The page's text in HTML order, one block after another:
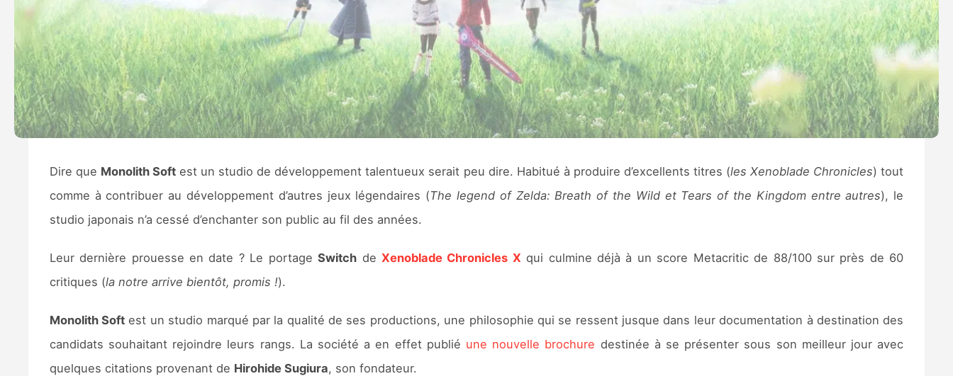
Dire que Monolith Softest un studio de développement talentueux serait peu dire. Habitué à produire d’excellents titres (les Xenoblade Chronicles) tout
comme à contribuer au développement d’autres jeux légendaires (The legend of Zelda: Breath of the Wild et Tears of the Kingdom entre autres), le
studio japonais n’a cessé d’enchanter son public au fil des années.
Leur dernière prouesse en date ? Le portageSwitch de Xenoblade Chronicles X qui culmine déjà à un score Metacritic de 88/100 sur près de 60
critiques (la notre arrive bientôt, promis !).
Monolith Soft est un studio marqué par la qualité de ses productions, une philosophie qui se ressent jusque dans leur documentation à destination des
candidats souhaitant rejoindre leurs rangs. La société a en effet publié une nouvelle brochure destinée à se présenter sous son meilleur jour avec
quelques citations provenant de Hirohide Sugiura, son fondateur.